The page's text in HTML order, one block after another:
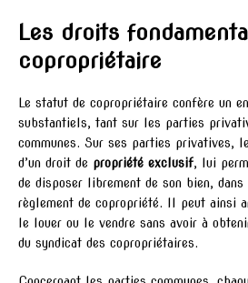
Les droits
copropriétaire
Le statut de copropriétaire confère un
substantiels, tant sur les parties
communes. Sur ses parties privatives,
d’un droit de propriété exclusif, lui
de disposer librement de son bien,
règlement de copropriété. Il peut ainsi
le louer ou le vendre sans avoir à
du syndicat des copropriétaires.